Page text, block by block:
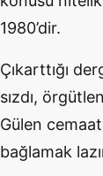
1980’dir.
Çıkarttığı
sızdı,
Gülen
bağlamak